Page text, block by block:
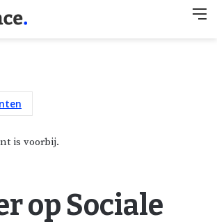
is voorbij.
op Sociale